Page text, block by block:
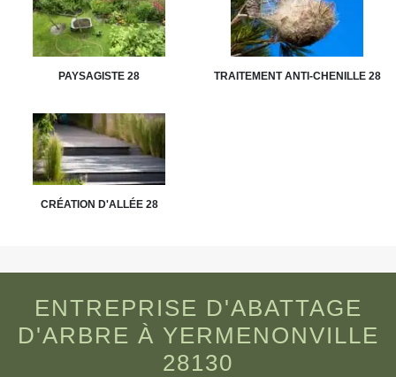
PAYSAGISTE 28 TRAITEMENT ANTI-CHENILLE 28
CRÉATION D'ALLÉE 28
ENTREPRISE D'ABATTAGE
D'ARBRE À YERMENONVILLE
28130